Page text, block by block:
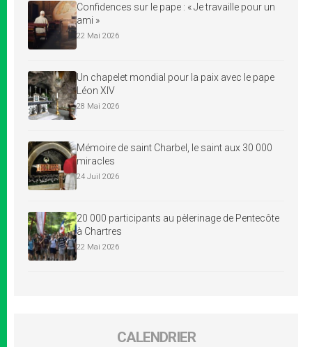
Confidences sur le pape : « Je travaille pour un
ami »
22 Mai 2026
Un chapelet mondial pour la paix avec le pape
Léon XIV
28 Mai 2026
Mémoire de saint Charbel, le saint aux 30 000
miracles
24 Juil 2026
20 000 participants au pèlerinage de Pentecôte
à Chartres
22 Mai 2026
CALENDRIER